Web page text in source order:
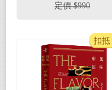
取筆記】
定價 $990
扣抵